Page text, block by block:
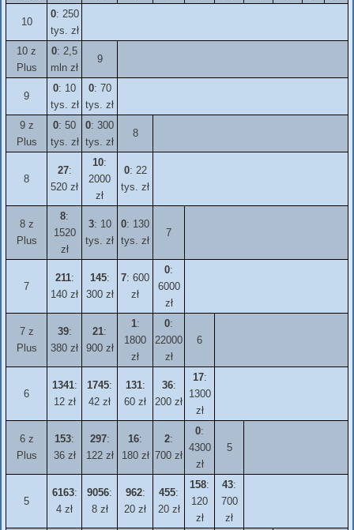
10
0: 250
tys. zł
10 z
Plus
0: 2,5
mln zł
9
9
0: 10
tys. zł
0: 70
tys. zł
9 z
Plus
0: 50
tys. zł
0: 300
tys. zł
8
8
27:
520 zł
10:
2000
zł
0: 22
tys. zł
8 z
Plus
8:
1520
zł
3: 10
tys. zł
0: 130
tys. zł
7
7
211:
140 zł
145:
300 zł
7: 600
zł
0:
6000
zł
7 z
Plus
39:
380 zł
21:
900 zł
1:
1800
zł
0:
22000
zł
6
6
1341:
12 zł
1745:
42 zł
131:
60 zł
36:
200 zł
17:
1300
zł
6 z
Plus
153:
36 zł
297:
122 zł
16:
180 zł
2:
700 zł
0:
4300
zł
5
5
6163:
4 zł
9056:
8 zł
962:
20 zł
455:
20 zł
158:
120
zł
43:
700
zł